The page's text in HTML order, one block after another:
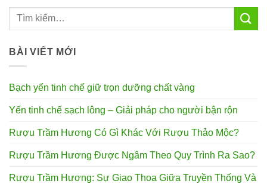
BÀI VIẾT MỚI
Bạch yến tinh chế giữ trọn dưỡng chất vàng
Yến tinh chế sạch lông – Giải pháp cho người bận rộn
Rượu Trầm Hương Có Gì Khác Với Rượu Thảo Mộc?
Rượu Trầm Hương Được Ngâm Theo Quy Trình Ra Sao?
Rượu Trầm Hương: Sự Giao Thoa Giữa Truyền Thống Và